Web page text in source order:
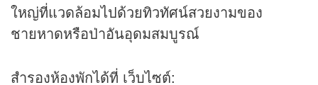
ใหญ่ที่แวดล้อมไปด้วยทิวทัศน์สวยงามของ
ชายหาดหรือป่าอันอุดมสมบูรณ์
สำรองห้องพักได้ที่ เว็บไซต์: